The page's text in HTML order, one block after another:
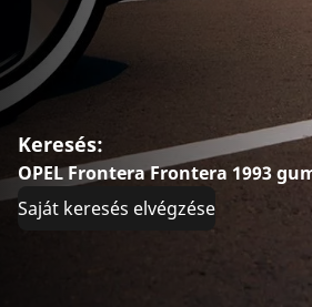
Keresés:
OPEL Frontera Frontera 1993
Saját keresés elvégzése